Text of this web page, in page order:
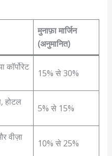
मुनाफ़ा मार्जिन
(अनुमानित)
कॉर्पोरेट
15% से 30%
होटल
5% से 15%
वीज़ा
10% से 25%